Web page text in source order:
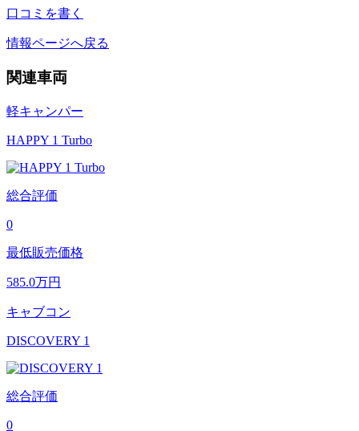
口コミを書く
情報ページへ戻る
関連車両
軽キャンパー
HAPPY 1 Turbo
総合評価
0
最低販売価格
585.0万円
キャブコン
DISCOVERY 1
総合評価
0